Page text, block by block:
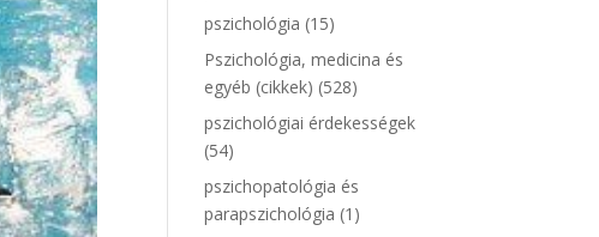
pszichológia (15)
Pszichológia, medicina és
egyéb (cikkek) (528)
pszichológiai érdekességek
(54)
pszichopatológia és
parapszichológia (1)